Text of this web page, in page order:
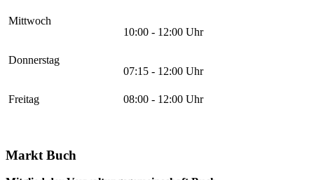
Mittwoch
10:00 - 12:00 Uhr
Donnerstag
07:15 - 12:00 Uhr
Freitag 08:00 - 12:00 Uhr
Markt Buch